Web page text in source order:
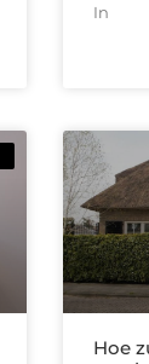
In
Hoe